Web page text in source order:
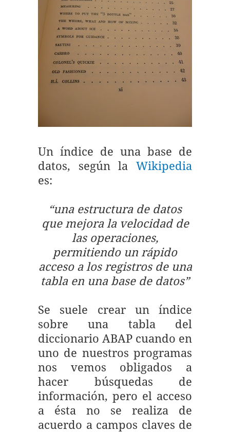
Un índice de una base de
datos, según la Wikipedia
es:
“una estructura de datos
que mejora la velocidad de
las operaciones,
permitiendo un rápido
acceso a los registros de una
tabla en una base de datos”
Se suele crear un índice
sobre una tabla del
diccionario ABAP cuando en
uno de nuestros programas
nos vemos obligados a
hacer búsquedas de
información, pero el acceso
a ésta no se realiza de
acuerdo a campos claves de